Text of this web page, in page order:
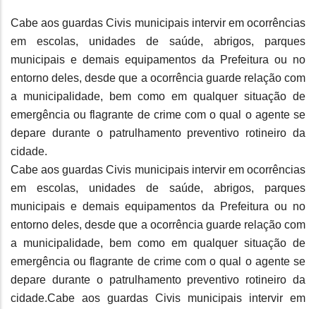
Cabe aos guardas Civis municipais intervir em ocorrências
em escolas, unidades de saúde, abrigos, parques
municipais e demais equipamentos da Prefeitura ou no
entorno deles, desde que a ocorrência guarde relação com
a municipalidade, bem como em qualquer situação de
emergência ou flagrante de crime com o qual o agente se
depare durante o patrulhamento preventivo rotineiro da
cidade.
Cabe aos guardas Civis municipais intervir em ocorrências
em escolas, unidades de saúde, abrigos, parques
municipais e demais equipamentos da Prefeitura ou no
entorno deles, desde que a ocorrência guarde relação com
a municipalidade, bem como em qualquer situação de
emergência ou flagrante de crime com o qual o agente se
depare durante o patrulhamento preventivo rotineiro da
cidade.Cabe aos guardas Civis municipais intervir em